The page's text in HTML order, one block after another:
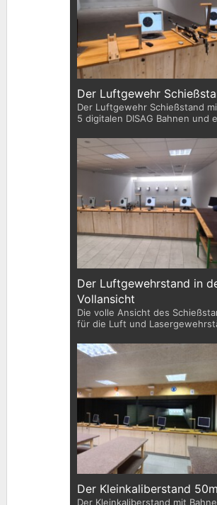
Der Luftgewehr
Der Luftgewehr Schießstand
5 digitalen DISAG Bahnen und
Jugendliche
Der Luftgewehrstand in
Vollansicht
Die volle Ansicht des
für die Luft und
Der Kleinkaliberstand 50m
Der Kleinkaliberstand mit